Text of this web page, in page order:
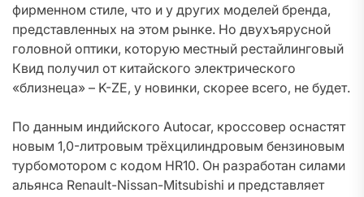
фирменном стиле, что и у других моделей бренда,
представленных на этом рынке. Но двухъярусной
головной оптики, которую местный рестайлинговый
Квид получил от китайского электрического
«близнеца» – K-ZE, у новинки, скорее всего, не будет.
По данным индийского Autocar, кроссовер оснастят
новым 1,0-литровым трёхцилиндровым бензиновым
турбомотором с кодом HR10. Он разработан силами
альянса Renault-Nissan-Mitsubishi и представляет